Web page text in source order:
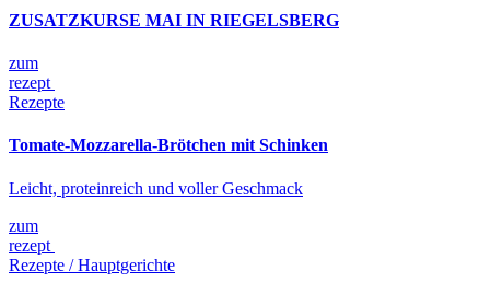
ZUSATZKURSE MAI IN RIEGELSBERG
zum
rezept
Rezepte
Tomate-Mozzarella-Brötchen mit Schinken
Leicht, proteinreich und voller Geschmack
zum
rezept
Rezepte / Hauptgerichte